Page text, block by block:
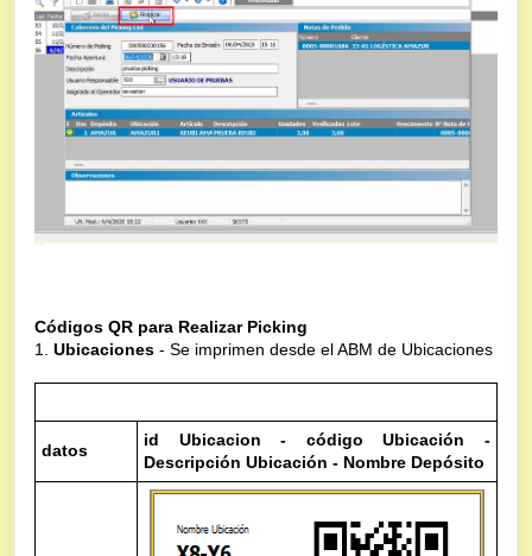
Códigos QR para Realizar Picking
1. Ubicaciones - Se imprimen desde el ABM de Ubicaciones
datos
id Ubicacion - código Ubicación -
Descripción Ubicación - Nombre Depósito